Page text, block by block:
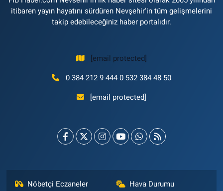
itibaren yayın hayatını sürdüren Nevşehir'in tüm gelişmelerini
takip edebileceğiniz haber portalıdır.
[email protected]
0 384 212 9 444 0 532 384 48 50
[email protected]
Nöbetçi Eczaneler Hava Durumu